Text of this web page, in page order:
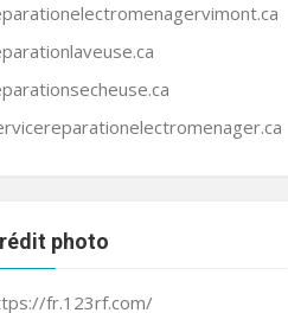
photo
fr.123rf.com/